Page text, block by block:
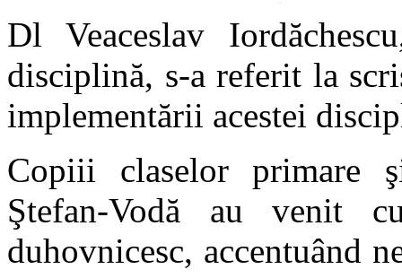
Dl Veaceslav
disciplină, s-a referit la
implementării acestei
Copiii claselor primare
Ştefan-Vodă au venit
duhovnicesc, accentuând